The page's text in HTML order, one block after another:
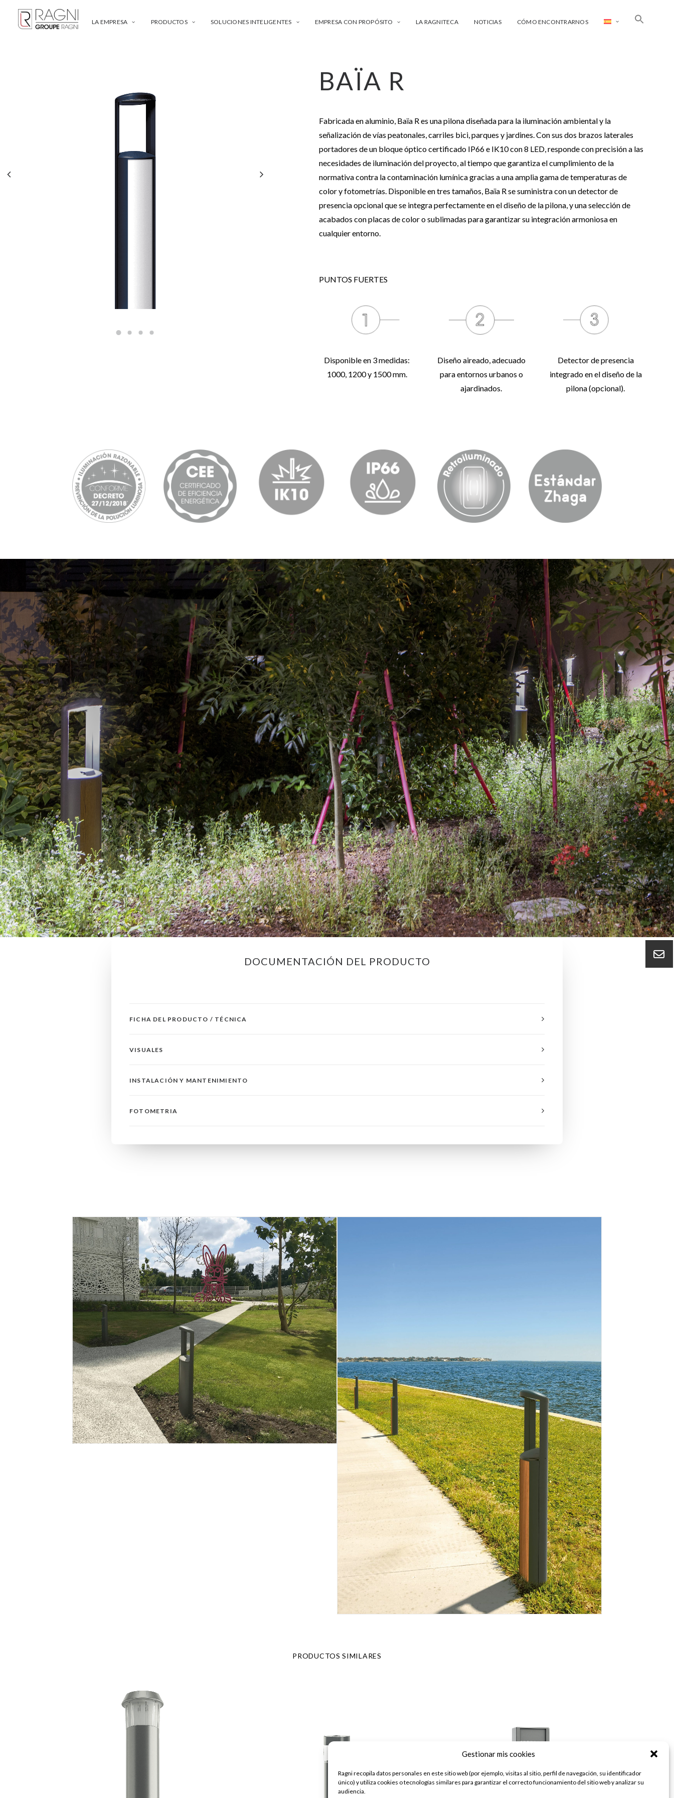
Gestionar mis cookies
Ragni recopila datos personales en este sitio web (por ejemplo, visitas al sitio, perfil de navegación, su identificador
único) y utiliza cookies o tecnologías similares para garantizar el correcto funcionamiento del sitio web y analizar su
audiencia.
LA EMPRESA PRODUCTOS SOLUCIONES INTELIGENTES EMPRESA CON PROPÓSITO LA RAGNITECA NOTICIAS CÓMO ENCONTRARNOS
BAÏA R
Fabricada en aluminio, Baïa R es una pilona diseñada para la iluminación ambiental y la
señalización de vías peatonales, carriles bici, parques y jardines. Con sus dos brazos laterales
portadores de un bloque óptico certificado IP66 e IK10 con 8 LED, responde con precisión a las
necesidades de iluminación del proyecto, al tiempo que garantiza el cumplimiento de la
normativa contra la contaminación lumínica gracias a una amplia gama de temperaturas de
color y fotometrías. Disponible en tres tamaños, Baïa R se suministra con un detector de
presencia opcional que se integra perfectamente en el diseño de la pilona, y una selección de
acabados con placas de color o sublimadas para garantizar su integración armoniosa en
cualquier entorno.
PUNTOS FUERTES
Disponible en 3 medidas:
1000, 1200 y 1500 mm.
Diseño aireado, adecuado
para entornos urbanos o
ajardinados.
Detector de presencia
integrado en el diseño de la
pilona (opcional).
DOCUMENTACIÓN DEL PRODUCTO
FICHA DEL PRODUCTO / TÉCNICA
VISUALES
INSTALACIÓN Y MANTENIMIENTO
FOTOMETRIA
PRODUCTOS SIMILARES